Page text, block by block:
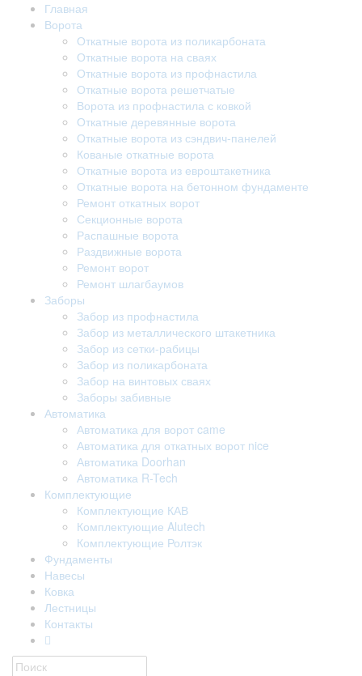
Главная
Ворота
Откатные ворота из поликарбоната
Откатные ворота на сваях
Откатные ворота из профнастила
Откатные ворота решетчатые
Ворота из профнастила с ковкой
Откатные деревянные ворота
Откатные ворота из сэндвич-панелей
Кованые откатные ворота
Откатные ворота из евроштакетника
Откатные ворота на бетонном фундаменте
Ремонт откатных ворот
Секционные ворота
Распашные ворота
Раздвижные ворота
Ремонт ворот
Ремонт шлагбаумов
Заборы
Забор из профнастила
Забор из металлического штакетника
Забор из сетки-рабицы
Забор из поликарбоната
Забор на винтовых сваях
Заборы забивные
Автоматика
Автоматика для ворот came
Автоматика для откатных ворот nice
Автоматика Doorhan
Автоматика R-Tech
Комплектующие
Комплектующие КАВ
Комплектующие Alutech
Комплектующие Ролтэк
Фундаменты
Навесы
Ковка
Лестницы
Контакты